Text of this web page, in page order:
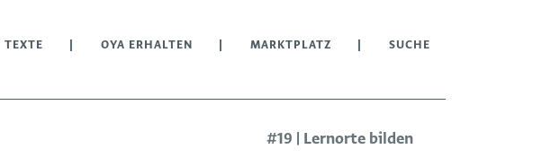
TEXTE OYA ERHALTEN MARKTPLATZ SUCHE
#19 | Lernorte bilden